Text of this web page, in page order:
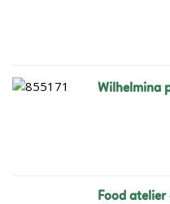
wilhelmina
food atelier gezouten pinda's